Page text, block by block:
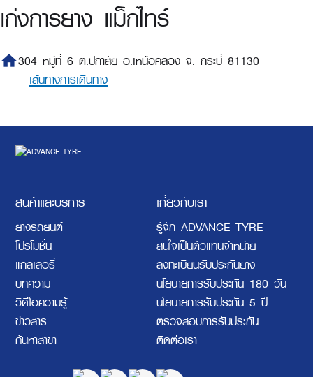
เก่งการยาง แม็กไทร์
home304 หมู่ที่ 6 ต.ปกาสัย อ.เหนือคลอง จ. กระบี่ 81130
เส้นทางการเดินทาง
สินค้าและบริการ
ยางรถยนต์
โปรโมชั่น
แกลเลอรี่
บทความ
วิดีโอความรู้
ข่าวสาร
ค้นหาสาขา
เกี่ยวกับเรา
รู้จัก ADVANCE TYRE
สนใจเป็นตัวแทนจำหน่าย
ลงทะเบียนรับประกันยาง
นโยบายการรับประกัน 180 วัน
นโยบายการรับประกัน 5 ปี
ตรวจสอบการรับประกัน
ติดต่อเรา